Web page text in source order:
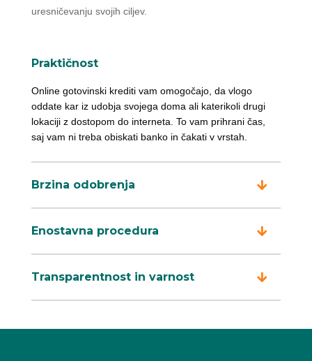
uresničevanju svojih ciljev.
Praktičnost
Online gotovinski krediti vam omogočajo, da vlogo
oddate kar iz udobja svojega doma ali katerikoli drugi
lokaciji z dostopom do interneta. To vam prihrani čas,
saj vam ni treba obiskati banko in čakati v vrstah.
Brzina odobrenja
Enostavna procedura
Transparentnost in varnost